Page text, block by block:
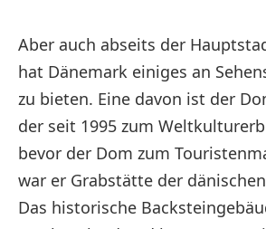
Aber auch abseits der
hat Dänemark einiges an
zu bieten. Eine davon ist der
der seit 1995 zum
bevor der Dom zum
war er Grabstätte der
Das historische